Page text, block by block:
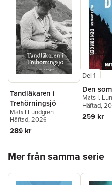
Tandläkaren i
Trehörningsjö
Mats I Lundgren
Häftad, 2026
289 kr
Del 1
Den
Mats I.
Häftad,
259 kr
Mer från samma serie